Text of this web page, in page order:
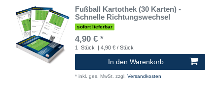
Fußball Kartothek (30 Karten) -
Schnelle Richtungswechsel
sofort lieferbar
4,90 € *
1 Stück | 4,90 € / Stück
In den Warenkorb
* inkl. ges. MwSt. zzgl. Versandkosten